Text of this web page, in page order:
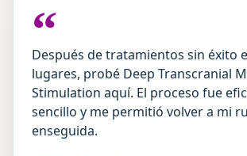
“
Después de tratamientos sin éxito
lugares, probé Deep Transcranial
Stimulation aquí. El proceso fue
sencillo y me permitió volver a mi
enseguida.